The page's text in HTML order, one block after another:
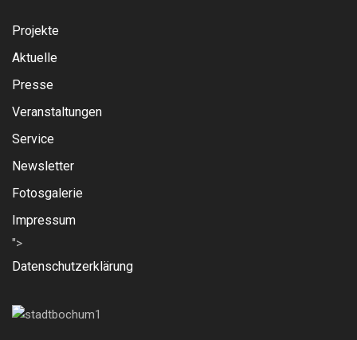
Projekte
Aktuelle
Presse
Veranstaltungen
Service
Newsletter
Fotosgalerie
Impressum
">
Datenschutzerklärung